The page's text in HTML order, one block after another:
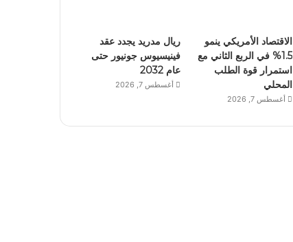
الاقتصاد الأمريكي ينمو
1.5% في الربع الثاني مع
استمرار قوة الطلب
المحلي
أغسطس 7, 2026
ريال مدريد يجدد عقد
فينيسيوس جونيور حتى
عام 2032
أغسطس 7, 2026